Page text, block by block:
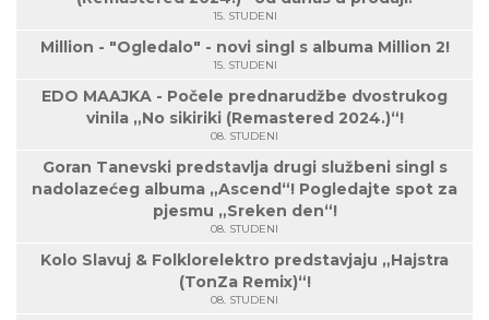
15. STUDENI
Million - "Ogledalo" - novi singl s albuma Million 2!
15. STUDENI
EDO MAAJKA - Počele prednarudžbe dvostrukog
vinila „No sikiriki (Remastered 2024.)“!
08. STUDENI
Goran Tanevski predstavlja drugi službeni singl s
nadolazećeg albuma „Ascend“! Pogledajte spot za
pjesmu „Sreken den“!
08. STUDENI
Kolo Slavuj & Folklorelektro predstavjaju „Hajstra
(TonZa Remix)“!
08. STUDENI